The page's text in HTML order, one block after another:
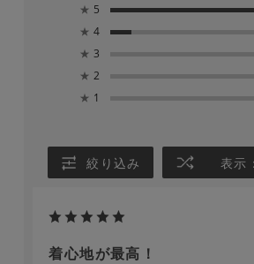
※長時間濡れたままにしておくと、色
ます。洗濯後は形を整えてすぐに日陰
★ 5
★ 4
★ 3
★ 2
★ 1
絞り込み 表示
着心地が最高！